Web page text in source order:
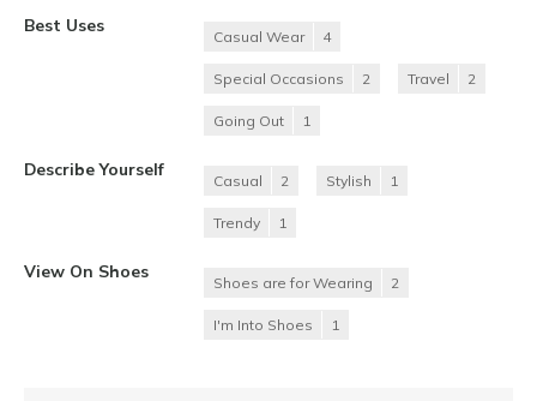
Best Uses
Casual Wear 4
Special Occasions 2 Travel 2
Going Out 1
Describe Yourself
Casual 2 Stylish 1
Trendy 1
View On Shoes
Shoes are for Wearing 2
I'm Into Shoes 1